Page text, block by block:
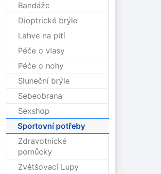
Bandáže
Dioptrické brýle
Lahve na pití
Péče o vlasy
Péče o nohy
Sluneční brýle
Sebeobrana
Sexshop
Sportovní potřeby
Zdravotnické
pomůcky
Zvětšovací Lupy